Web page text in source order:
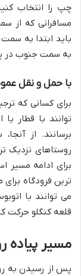
چپ را انتخاب
مسافرانی که از
باید ابتدا به
به سمت جنوب در
با حمل و نقل
برای کسانی که
توانند با قطار
برسانند. از
روستاهای نزدیک
برای ادامه مسیر
ترین فرودگاه
می توانند با
قلعه کنگلو حرکت
مسیر پیاده
پس از رسیدن به